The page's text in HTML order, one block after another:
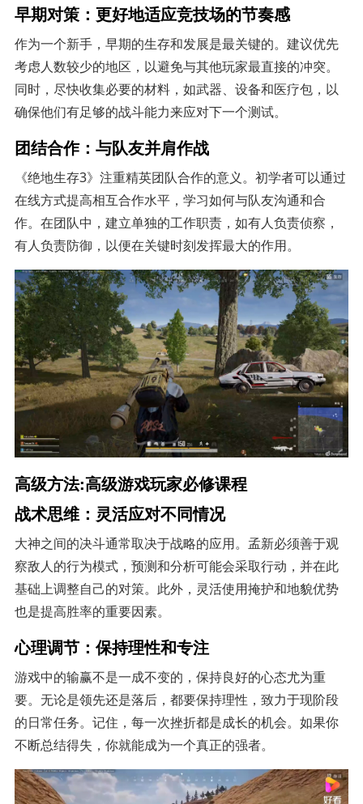
早期对策：更好地适应竞技场的节奏感
作为一个新手，早期的生存和发展是最关键的。建议优先
考虑人数较少的地区，以避免与其他玩家最直接的冲突。
同时，尽快收集必要的材料，如武器、设备和医疗包，以
确保他们有足够的战斗能力来应对下一个测试。
团结合作：与队友并肩作战
《绝地生存3》注重精英团队合作的意义。初学者可以通过
在线方式提高相互合作水平，学习如何与队友沟通和合
作。在团队中，建立单独的工作职责，如有人负责侦察，
有人负责防御，以便在关键时刻发挥最大的作用。
高级方法:高级游戏玩家必修课程
战术思维：灵活应对不同情况
大神之间的决斗通常取决于战略的应用。孟新必须善于观
察敌人的行为模式，预测和分析可能会采取行动，并在此
基础上调整自己的对策。此外，灵活使用掩护和地貌优势
也是提高胜率的重要因素。
心理调节：保持理性和专注
游戏中的输赢不是一成不变的，保持良好的心态尤为重
要。无论是领先还是落后，都要保持理性，致力于现阶段
的日常任务。记住，每一次挫折都是成长的机会。如果你
不断总结得失，你就能成为一个真正的强者。